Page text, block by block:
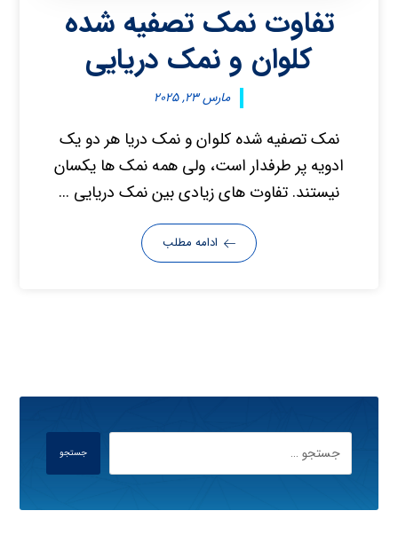
تفاوت نمک تصفیه شده
کلوان و نمک دریایی
مارس ۲۳, ۲۰۲۵
نمک تصفیه شده کلوان و نمک دریا هر دو یک
ادویه پر طرفدار است، ولی همه نمک ها یکسان
نیستند. تفاوت های زیادی بین نمک دریایی ...
ادامه مطلب
جستجو